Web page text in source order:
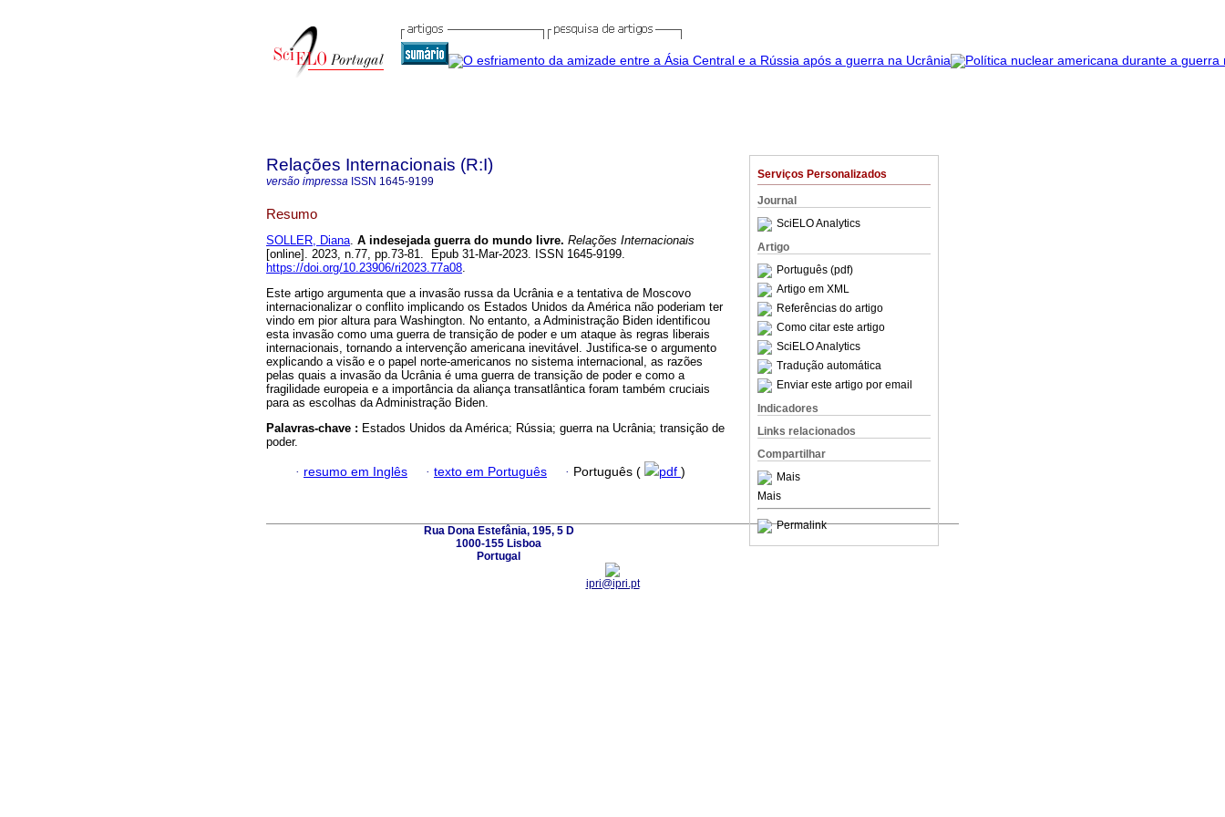
Serviços Personalizados
Journal
SciELO Analytics
Artigo
Português (pdf)
Artigo em XML
Referências do artigo
Como citar este artigo
SciELO Analytics
Tradução automática
Enviar este artigo por email
Indicadores
Links relacionados
Compartilhar
Mais
Mais
Permalink
Relações Internacionais (R:I)
versão impressa ISSN 1645-9199
Resumo
SOLLER, Diana. A indesejada guerra do mundo livre. Relações Internacionais
[online]. 2023, n.77, pp.73-81. Epub 31-Mar-2023. ISSN 1645-9199.
https://doi.org/10.23906/ri2023.77a08.
Este artigo argumenta que a invasão russa da Ucrânia e a tentativa de Moscovo
internacionalizar o conflito implicando os Estados Unidos da América não poderiam ter
vindo em pior altura para Washington. No entanto, a Administração Biden identificou
esta invasão como uma guerra de transição de poder e um ataque às regras liberais
internacionais, tornando a intervenção americana inevitável. Justifica-se o argumento
explicando a visão e o papel norte-americanos no sistema internacional, as razões
pelas quais a invasão da Ucrânia é uma guerra de transição de poder e como a
fragilidade europeia e a importância da aliança transatlântica foram também cruciais
para as escolhas da Administração Biden.
Palavras-chave : Estados Unidos da América; Rússia; guerra na Ucrânia; transição de
poder.
· resumo em Inglês · texto em Português · Português ( pdf )
Rua Dona Estefânia, 195, 5 D
1000-155 Lisboa
Portugal
ipri@ipri.pt